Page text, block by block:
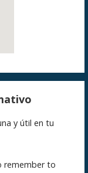
y útil en tu
remember to